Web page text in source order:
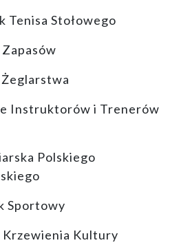
Tenisa Stołowego
Instruktorów i Trenerów
Polskiego
Sportowy
Krzewienia Kultury